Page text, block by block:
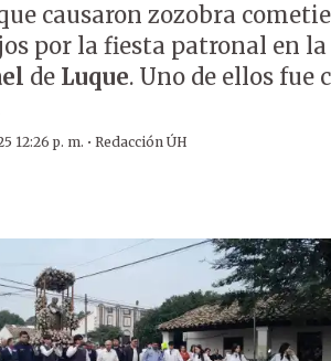
causaron zozobra
por la fiesta patronal en la
de Luque. Uno de ellos fue
12:26 p. m. · Redacción ÚH